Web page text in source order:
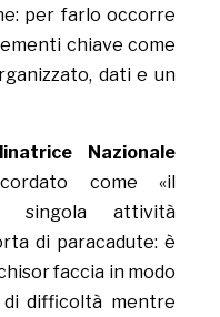
per farlo occorre
chiave come
dati e un
Nazionale
come «il
singola attività
di paracadute: è
faccia in modo
difficoltà mentre